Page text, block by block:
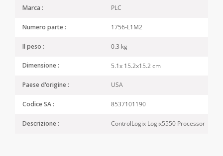
Marca : PLC
Numero parte : 1756-L1M2
Il peso : 0.3 kg
Dimensione : 5.1x 15.2x15.2 cm
Paese d'origine : USA
Codice SA : 8537101190
Descrizione : ControlLogix Logix5550 Processor